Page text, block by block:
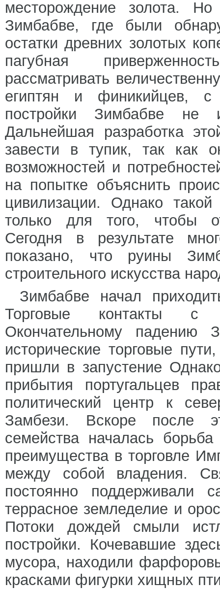
месторождение золота.
Зимбабве, где были
остатки древних золотых
пагубная
рассматривать
египтян и финикийцев, с
постройки Зимбабве не
Дальнейшая разработка
завести в тупик, так как
возможностей и
на попытке объяснить
цивилизации. Однако
только для того, чтобы
Сегодня в результате
показано, что руины
строительного искусства
Зимбабве начал
Торговые контакты с
Окончательному падению
исторические торговые
пришли в запустение
прибытия португальцев
политический центр к
Замбези. Вскоре после
семейства началась
преимущества в торговле
между собой владения.
постоянно поддерживали
террасное земледелие и
Потоки дождей смыли
постройки. Кочевавшие
мусора, находили
красками фигурки хищных